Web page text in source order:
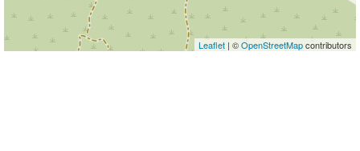
Leaflet | ©OpenStreetMapcontributors